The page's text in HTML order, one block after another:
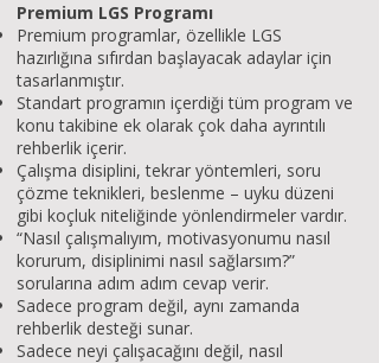
Premium LGS Programı
Premium programlar, özellikle LGS
hazırlığına sıfırdan başlayacak adaylar için
tasarlanmıştır.
Standart programın içerdiği tüm program ve
konu takibine ek olarak çok daha ayrıntılı
rehberlik içerir.
Çalışma disiplini, tekrar yöntemleri, soru
çözme teknikleri, beslenme – uyku düzeni
gibi koçluk niteliğinde yönlendirmeler vardır.
“Nasıl çalışmalıyım, motivasyonumu nasıl
korurum, disiplinimi nasıl sağlarsım?”
sorularına adım adım cevap verir.
Sadece program değil, aynı zamanda
rehberlik desteği sunar.
Sadece neyi çalışacağını değil, nasıl